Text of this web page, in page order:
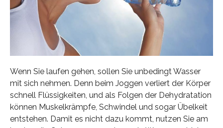
Wenn Sie laufen gehen, sollen Sie unbedingt Wasser
mit sich nehmen. Denn beim Joggen verliert der Körper
schnell Flüssigkeiten, und als Folgen der Dehydratation
können Muskelkrämpfe, Schwindel und sogar Übelkeit
entstehen. Damit es nicht dazu kommt, nutzen Sie am